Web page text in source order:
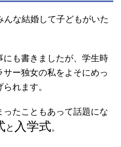
な結婚して子どもがいた
も書きましたが、学生時
ー独女の私をよそにめっ
れます。
たこともあって話題にな
と 入学式。